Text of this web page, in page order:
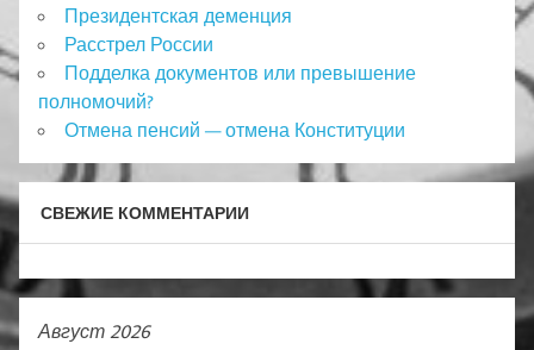
Президентская деменция
Расстрел России
Подделка документов или превышение
полномочий?
Отмена пенсий — отмена Конституции
СВЕЖИЕ КОММЕНТАРИИ
Август 2026